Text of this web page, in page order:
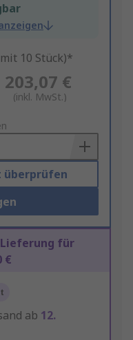
10 Stück)*
203,07 €
(inkl. MwSt.)
Lieferung für
€
ab 12.